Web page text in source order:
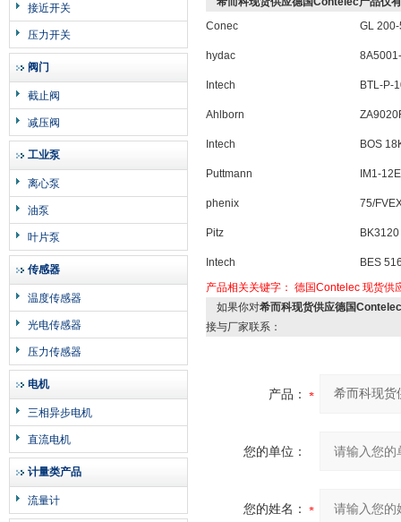
接近开关
压力开关
阀门
截止阀
减压阀
工业泵
离心泵
油泵
叶片泵
传感器
温度传感器
光电传感器
压力传感器
电机
三相异步电机
直流电机
计量类产品
流量计
Conec
GL
hydac
Intech BTL-P-
Ahlborn
Intech BOS
Puttmann IM1-
phenix 75/
Pitz BK3120
Intech
BES
产品相关关键字： 德国Contelec 现货供
如果你对希而科现货供应德国
接与厂家联系：
产品：
您的单位：
您的姓名：